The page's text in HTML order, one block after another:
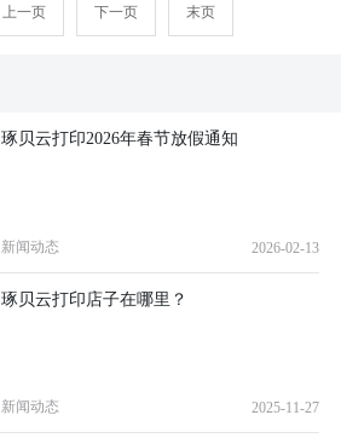
上一页 下一页 末页
琢贝云打印2026年春节放假通知
新闻动态 2026-02-13
琢贝云打印店子在哪里？
新闻动态 2025-11-27